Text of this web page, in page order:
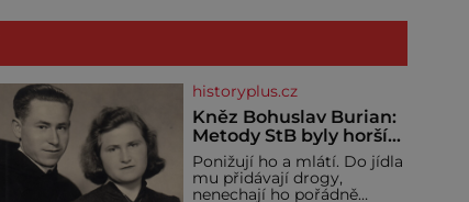
historyplus.cz
Kněz Bohuslav Burian:
Metody StB byly horší
než gestapácké
trýznění
Ponižují ho a mlátí. Do jídla
mu přidávají drogy,
nenechají ho pořádně